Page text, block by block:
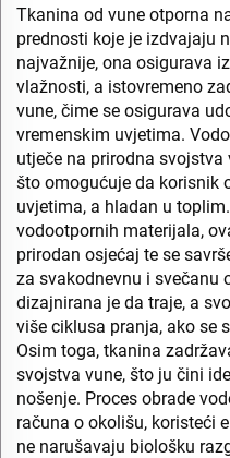
Tkanina od vune otporna
prednosti koje je izdvajaju
najvažnije, ona osigurava
vlažnosti, a istovremeno
vune, čime se osigurava
vremenskim uvjetima.
utječe na prirodna
što omogućuje da korisnik
uvjetima, a hladan u
vodootpornih materijala,
prirodan osjećaj te se
za svakodnevnu i svečanu
dizajnirana je da traje, a
više ciklusa pranja, ako se
Osim toga, tkanina
svojstva vune, što ju čini
nošenje. Proces obrade
računa o okolišu, koristeći
ne narušavaju biološku